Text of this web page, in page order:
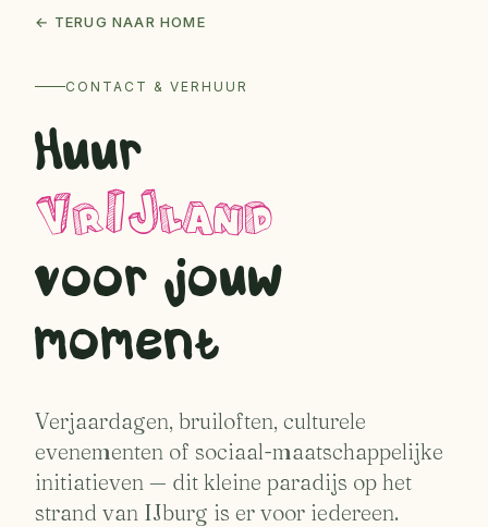
← TERUG NAAR HOME
CONTACT & VERHUUR
Huur
VrIJland
voor jouw
moment
Verjaardagen, bruiloften, culturele
evenementen of sociaal-maatschappelijke
initiatieven — dit kleine paradijs op het
strand van IJburg is er voor iedereen.